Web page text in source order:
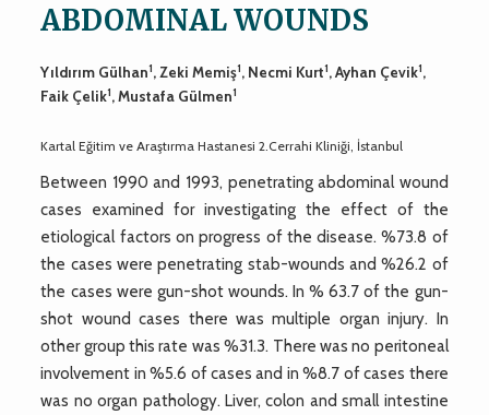
ABDOMINAL WOUNDS
Yıldırım Gülhan1, Zeki Memiş1, Necmi Kurt1, Ayhan Çevik1,
Faik Çelik1, Mustafa Gülmen1
Kartal Eğitim ve Araştırma Hastanesi 2.Cerrahi Kliniği, İstanbul
Between 1990 and 1993, penetrating abdominal wound
cases examined for investigating the effect of the
etiological factors on progress of the disease. %73.8 of
the cases were penetrating stab-wounds and %26.2 of
the cases were gun-shot wounds. In % 63.7 of the gun-
shot wound cases there was multiple organ injury. In
other group this rate was %31.3. There was no peritoneal
involvement in %5.6 of cases and in %8.7 of cases there
was no organ pathology. Liver, colon and small intestine